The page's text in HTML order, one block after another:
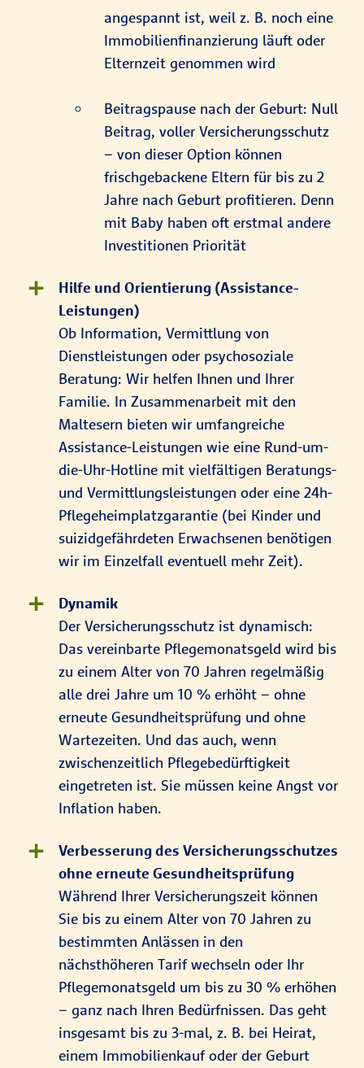
angespannt ist, weil z. B. noch eine
Immobilienfinanzierung läuft oder
Elternzeit genommen wird
Beitragspause nach der Geburt: Null
Beitrag, voller Versicherungsschutz
– von dieser Option können
frischgebackene Eltern für bis zu 2
Jahre nach Geburt profitieren. Denn
mit Baby haben oft erstmal andere
Investitionen Priorität
Hilfe und Orientierung (Assistance-
Leistungen)
Ob Information, Vermittlung von
Dienstleistungen oder psychosoziale
Beratung: Wir helfen Ihnen und Ihrer
Familie. In Zusammenarbeit mit den
Maltesern bieten wir umfangreiche
Assistance-Leistungen wie eine Rund-um-
die-Uhr-Hotline mit vielfältigen Beratungs-
und Vermittlungsleistungen oder eine 24h-
Pflegeheimplatzgarantie (bei Kinder und
suizidgefährdeten Erwachsenen benötigen
wir im Einzelfall eventuell mehr Zeit).
Dynamik
Der Versicherungsschutz ist dynamisch:
Das vereinbarte Pflegemonatsgeld wird bis
zu einem Alter von 70 Jahren regelmäßig
alle drei Jahre um 10 % erhöht – ohne
erneute Gesundheitsprüfung und ohne
Wartezeiten. Und das auch, wenn
zwischenzeitlich Pflegebedürftigkeit
eingetreten ist. Sie müssen keine Angst vor
Inflation haben.
Verbesserung des Versicherungsschutzes
ohne erneute Gesundheitsprüfung
Während Ihrer Versicherungszeit können
Sie bis zu einem Alter von 70 Jahren zu
bestimmten Anlässen in den
nächsthöheren Tarif wechseln oder Ihr
Pflegemonatsgeld um bis zu 30 % erhöhen
– ganz nach Ihren Bedürfnissen. Das geht
insgesamt bis zu 3-mal, z. B. bei Heirat,
einem Immobilienkauf oder der Geburt